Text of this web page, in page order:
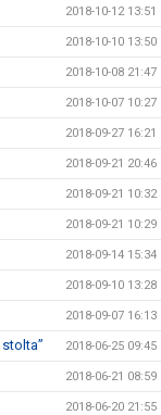
2018-10-12 13:51
2018-10-10 13:50
2018-10-08 21:47
2018-10-07 10:27
2018-09-27 16:21
2018-09-21 20:46
2018-09-21 10:32
2018-09-21 10:29
2018-09-14 15:34
2018-09-10 13:28
2018-09-07 16:13
2018-06-25 09:45
2018-06-21 08:59
2018-06-20 21:55